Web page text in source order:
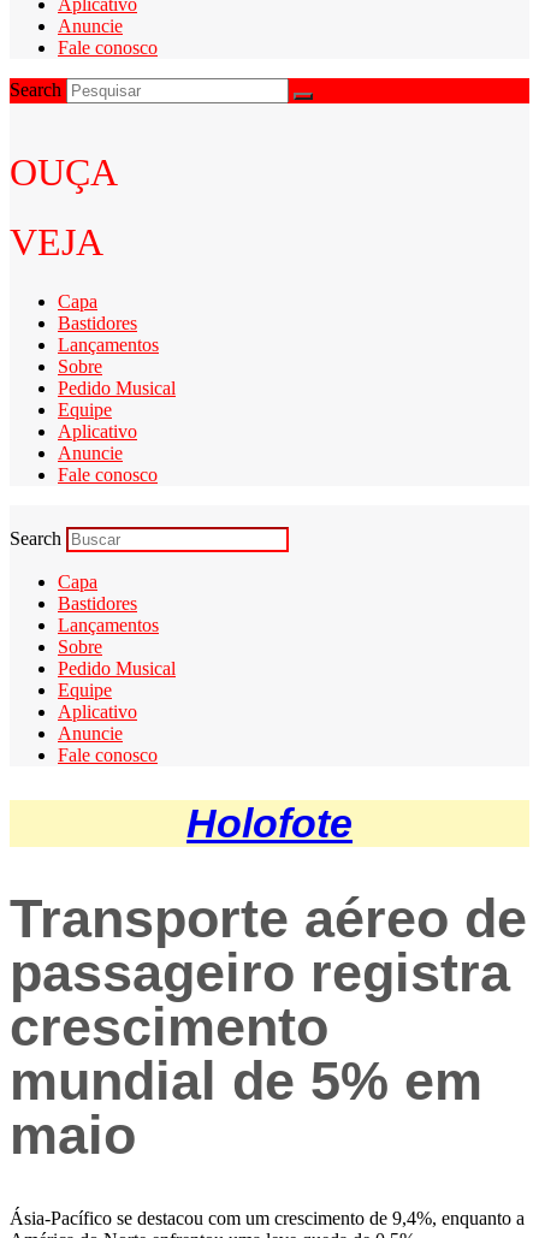
Anuncie
Fale conosco
Search
OUÇA
VEJA
Capa
Bastidores
Lançamentos
Sobre
Pedido Musical
Equipe
Aplicativo
Anuncie
Fale conosco
Search
Capa
Bastidores
Lançamentos
Sobre
Pedido Musical
Equipe
Aplicativo
Anuncie
Fale conosco
Holofote
Transporte aéreo de
passageiro registra
crescimento
mundial de 5% em
maio
Ásia-Pacífico se destacou com um crescimento de 9,4%, enquanto a